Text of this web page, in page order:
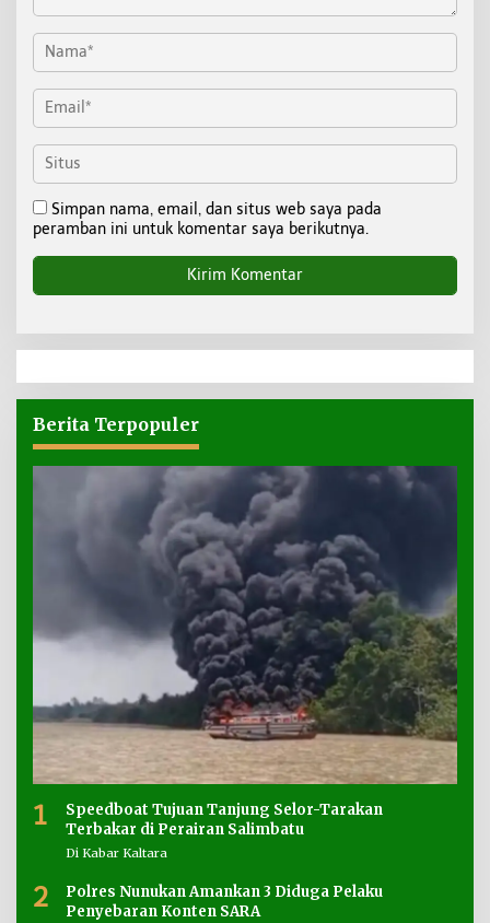
Simpan nama, email, dan situs web saya pada
peramban ini untuk komentar saya berikutnya.
Berita Terpopuler
1
Speedboat Tujuan Tanjung Selor-Tarakan
Terbakar di Perairan Salimbatu
Di Kabar Kaltara
2
Polres Nunukan Amankan 3 Diduga Pelaku
Penyebaran Konten SARA